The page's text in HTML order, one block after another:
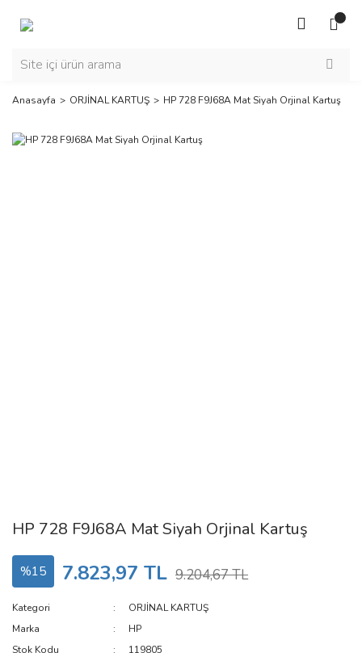
Anasayfa ORJİNAL KARTUŞ HP 728 F9J68A Mat Siyah Orjinal Kartuş
HP 728 F9J68A Mat Siyah Orjinal Kartuş
%15 7.823,97 TL 9.204,67 TL
Kategori
ORJİNAL KARTUŞ
Marka
HP
Stok Kodu
119805